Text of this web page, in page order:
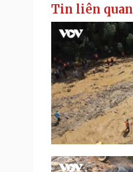
Tin liên quan